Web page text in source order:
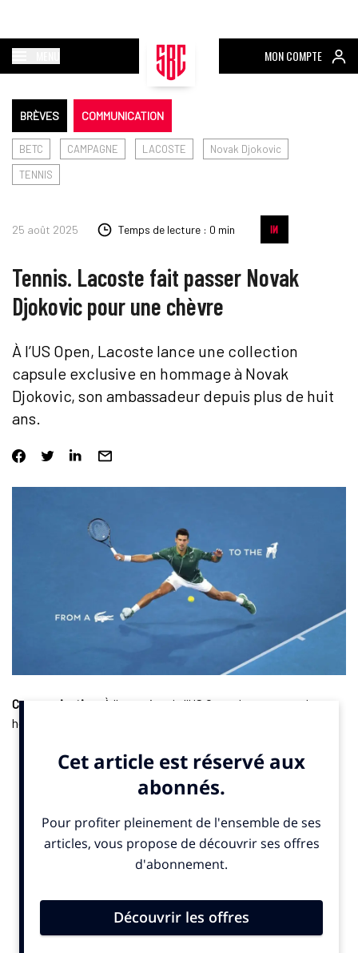
MON COMPTE
BRÈVES COMMUNICATION
BETC CAMPAGNE LACOSTE
Novak Djokovic
TENNIS
25 août 2025 Temps de lecture : 0 min
Tennis. Lacoste fait passer Novak
Djokovic pour une chèvre
À l’US Open, Lacoste lance une collection
capsule exclusive en hommage à Novak
Djokovic, son ambassadeur depuis plus de huit
ans.
Communication
. À l’occasion de l’US Open, Lacoste rend
hommage à son ambassadeur Novak Djokovic avec une
Acronyme deGreatest Of All Time(le plus grand de tous les
temps), “GOAT” signifie aussi chèvre en anglais : l’animal
remplace le crocodile iconique pour saluer le joueur serbe. La
gamme, composée de cinq pièces limitées, a été lancée dans
le flagship Lacoste de New York (États-Unis), en présence du
champion. Conçue avec l’agence BETC, la campagne inclut une
logo en faveur d’espèces menacées.